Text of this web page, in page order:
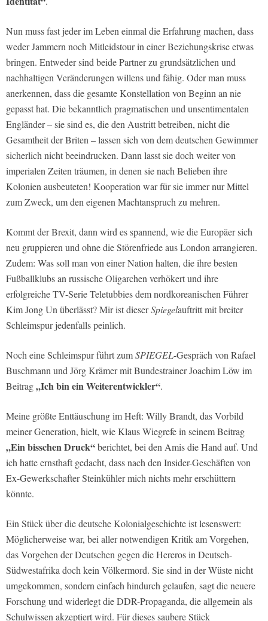
Nun muss fast jeder im Leben einmal die Erfahrung machen, dass
weder Jammern noch Mitleidstour in einer Beziehungskrise etwas
bringen. Entweder sind beide Partner zu grundsätzlichen und
nachhaltigen Veränderungen willens und fähig. Oder man muss
anerkennen, dass die gesamte Konstellation von Beginn an nie
gepasst hat. Die bekanntlich pragmatischen und unsentimentalen
Engländer – sie sind es, die den Austritt betreiben, nicht die
Gesamtheit der Briten – lassen sich von dem deutschen Gewimmer
sicherlich nicht beeindrucken. Dann lasst sie doch weiter von
imperialen Zeiten träumen, in denen sie nach Belieben ihre
Kolonien ausbeuteten! Kooperation war für sie immer nur Mittel
zum Zweck, um den eigenen Machtanspruch zu mehren.
Kommt der Brexit, dann wird es spannend, wie die Europäer sich
neu gruppieren und ohne die Störenfriede aus London arrangieren.
Zudem: Was soll man von einer Nation halten, die ihre besten
Fußballklubs an russische Oligarchen verhökert und ihre
erfolgreiche TV-Serie Teletubbies dem nordkoreanischen Führer
Kim Jong Un überlässt? Mir ist dieserSpiegelauftritt mit breiter
Schleimspur jedenfalls peinlich.
Noch eine Schleimspur führt zumSPIEGEL-Gespräch von Rafael
Buschmann und Jörg Krämer mit Bundestrainer Joachim Löw im
Beitrag„Ich bin ein Weiterentwickler“.
Meine größte Enttäuschung im Heft: Willy Brandt, das Vorbild
meiner Generation, hielt, wie Klaus Wiegrefe in seinem Beitrag
„Ein bisschen Druck“berichtet, bei den Amis die Hand auf. Und
ich hatte ernsthaft gedacht, dass nach den Insider-Geschäften von
Ex-Gewerkschafter Steinkühler mich nichts mehr erschüttern
könnte.
Ein Stück über die deutsche Kolonialgeschichte ist lesenswert:
Möglicherweise war, bei aller notwendigen Kritik am Vorgehen,
das Vorgehen der Deutschen gegen die Hereros in Deutsch-
Südwestafrika doch kein Völkermord. Sie sind in der Wüste nicht
umgekommen, sondern einfach hindurch gelaufen, sagt die neuere
Forschung und widerlegt die DDR-Propaganda, die allgemein als
Schulwissen akzeptiert wird. Für dieses saubere Stück